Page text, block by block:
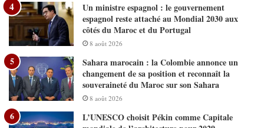
Un ministre espagnol : le gouvernement
espagnol reste attaché au Mondial 2030 aux
côtés du Maroc et du Portugal
8 août 2026
Sahara marocain : la Colombie annonce un
changement de sa position et reconnaît la
souveraineté du Maroc sur son Sahara
8 août 2026
L’UNESCO choisit Pékin comme Capitale